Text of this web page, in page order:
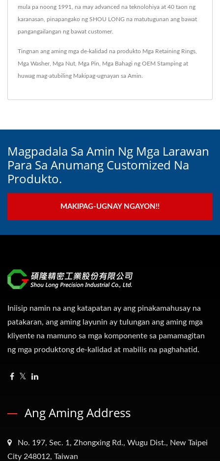
mula pa noong 1991, na may advanced na teknolohiya at 40 taon ng
karanasan, pinapangako ng SHOU LONG na matutugunan ang bawat
pangangailangan ng bawat customer.
Tingnan ang aming mga de-kalidad na produkto Mga Retaining Rings
Mga Washer, Mga Nut Mga Pin Mga Bahagi ng OEM Stamping at
huwag mag-atubiling Makipag-ugnayan sa Amin
Magpadala Sa Amin Ng Mga Larawan
Para Sa Anumang Customized Na
Produkto.
MAKIPAG-UGNAY NGAYON!!
Iniisip namin na ang katapatan ay ang pinakamahusay na
patakaran, ang aming layunin ay tulungan ang aming mga
kliyente na mamuno sa mga komponente sa pamamagitan
ng mga produktong de-kalidad at mabilis na paghahatid.
Ang Aming Address
No. 197, Sec. 1, Zhongxing Rd., Wugu Dist., New Taipei
City 248012, Taiwan